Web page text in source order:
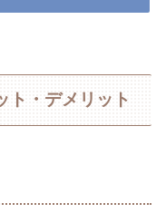
ト・デメリット